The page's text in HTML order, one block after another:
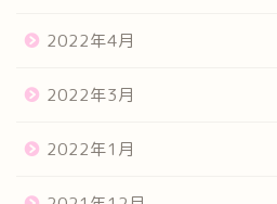
2022年4月
2022年3月
2022年1月